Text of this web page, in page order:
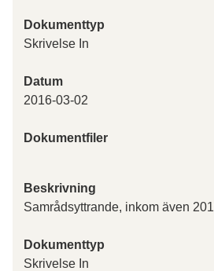
Dokumenttyp
Skrivelse In
Datum
2016-03-02
Dokumentfiler
Beskrivning
Samrådsyttrande, inkom även
Dokumenttyp
Skrivelse In